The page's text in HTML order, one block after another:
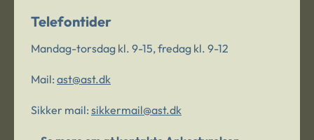
Telefontider
Mandag-torsdag kl. 9-15, fredag kl. 9-12
Mail: ast@ast.dk
Sikker mail: sikkermail@ast.dk